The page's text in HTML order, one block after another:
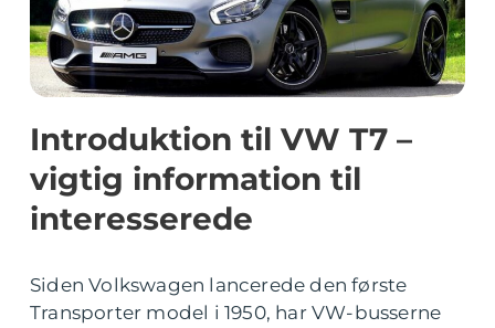
Introduktion til VW T7 –
vigtig information til
interesserede
Siden Volkswagen lancerede den første
Transporter model i 1950, har VW-busserne